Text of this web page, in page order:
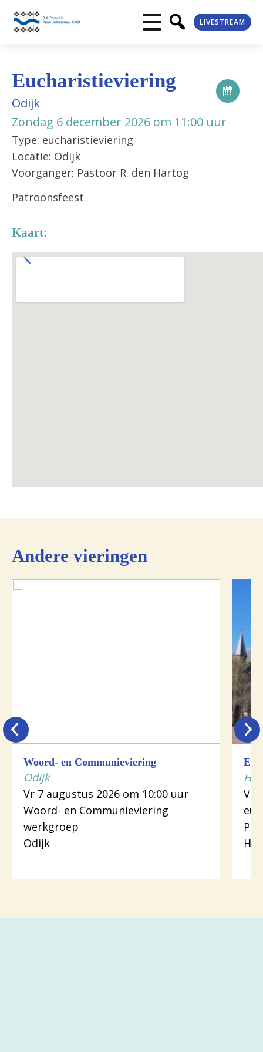
LIVESTREAM
Eucharistieviering
Odijk
Zondag 6 december 2026 om 11:00 uur
Type: eucharistieviering
Locatie: Odijk
Voorganger: Pastoor R. den Hartog
Patroonsfeest
Kaart:
Andere vieringen
Woord- en Communieviering
Odijk
Vr 7 augustus 2026 om 10:00 uur
Woord- en Communieviering
werkgroep
Odijk
Vr